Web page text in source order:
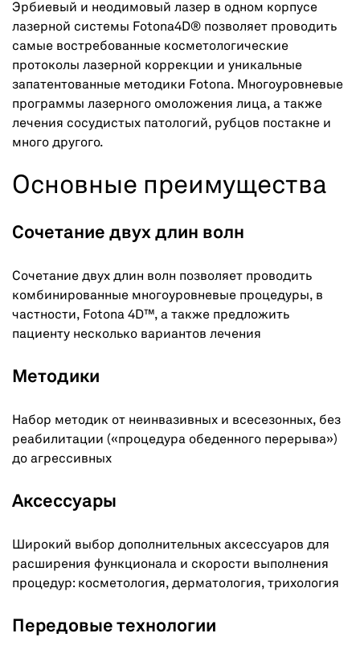
Эрбиевый и неодимовый лазер в одном корпусе
лазерной системы Fotona4D® позволяет проводить
самые востребованные косметологические
протоколы лазерной коррекции и уникальные
запатентованные методики Fotona. Многоуровневые
программы лазерного омоложения лица, а также
лечения сосудистых патологий, рубцов постакне и
много другого.
Основные преимущества
Сочетание двух длин волн
Сочетание двух длин волн позволяет проводить
комбинированные многоуровневые процедуры, в
частности, Fotona 4D™, а также предложить
пациенту несколько вариантов лечения
Методики
Набор методик от неинвазивных и всесезонных, без
реабилитации («процедура обеденного перерыва»)
до агрессивных
Аксессуары
Широкий выбор дополнительных аксессуаров для
расширения функционала и скорости выполнения
процедур: косметология, дерматология, трихология
Передовые технологии